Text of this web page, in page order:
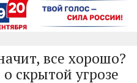
все хорошо?
о скрытой угрозе